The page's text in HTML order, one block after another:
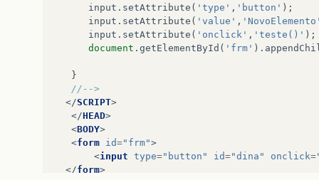
input . setAttribute ( 'type' , 'button' );
input . setAttribute ( 'value' ,
input . setAttribute ( 'onclick' , 'teste()' );
document . getElementById ( 'frm' ).
}
//-->
</SCRIPT>
</HEAD>
<BODY>
<form id="frm">
<input type="button" id="dina" onclick=
</form>